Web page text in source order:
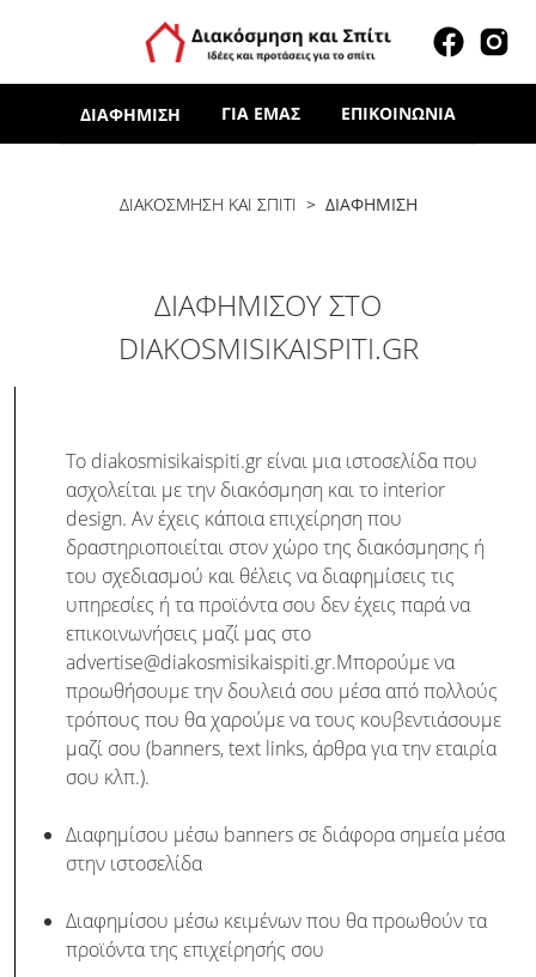
ΔΙΑΦΉΜΙΣΗ ΓΙΑ ΕΜΆΣ ΕΠΙΚΟΙΝΩΝΊΑ
ΔΙΑΚΟΣΜΗΣΗ ΚΑΙ ΣΠΙΤΙ > ΔΙΑΦΉΜΙΣΗ
ΔΙΑΦΗΜΙΣΟΥ ΣΤΟ
DIAKOSMISIKAISPITI.GR
Το diakosmisikaispiti.gr είναι μια ιστοσελίδα που
ασχολείται με την διακόσμηση και το interior
design. Αν έχεις κάποια επιχείρηση που
δραστηριοποιείται στον χώρο της διακόσμησης ή
του σχεδιασμού και θέλεις να διαφημίσεις τις
υπηρεσίες ή τα προϊόντα σου δεν έχεις παρά να
επικοινωνήσεις μαζί μας στο
advertise@diakosmisikaispiti.gr.Μπορούμε να
προωθήσουμε την δουλειά σου μέσα από πολλούς
τρόπους που θα χαρούμε να τους κουβεντιάσουμε
μαζί σου (banners, text links, άρθρα για την εταιρία
σου κλπ.).
Διαφημίσου μέσω banners σε διάφορα σημεία μέσα
στην ιστοσελίδα
Διαφημίσου μέσω κειμένων που θα προωθούν τα
προϊόντα της επιχείρησής σου